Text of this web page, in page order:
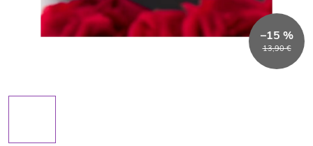
13,90 €
–15 %